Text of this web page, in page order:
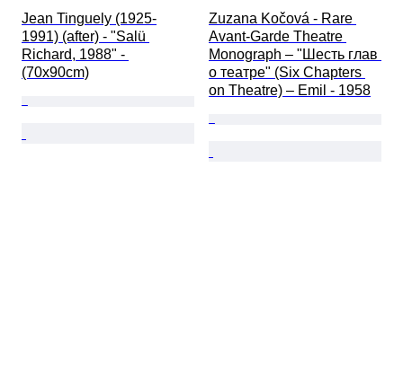
Jean Tinguely (1925-
1991) (after) - "Salü
Richard, 1988" -
(70x90cm)
Zuzana Kočová - Rare
Avant-Garde Theatre
Monograph – "Шесть глав
о театре" (Six Chapters
on Theatre) – Emil - 1958